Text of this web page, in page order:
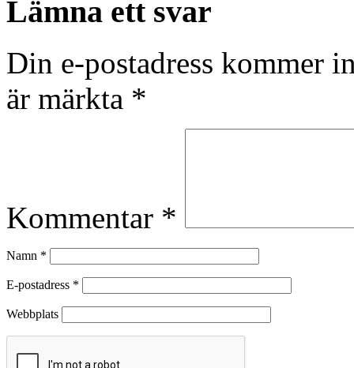
Lämna ett svar
Din e-postadress kommer
är märkta *
Kommentar *
Namn *
E-postadress *
Webbplats